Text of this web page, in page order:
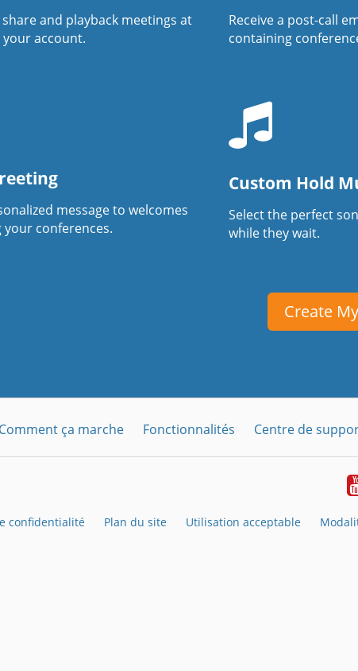
and playback meetings at
account.
Receive a post-call
containing
message to welcomes
your conferences.
Custom Hold
Select the perfect
while they wait.
Create
Comment ça marche Fonctionnalités Centre de
confidentialité Plan du site Utilisation acceptable